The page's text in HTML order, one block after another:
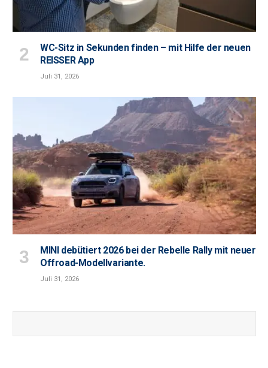
WC-Sitz in Sekunden finden – mit Hilfe der neuen
REISSER App
Juli 31, 2026
MINI debütiert 2026 bei der Rebelle Rally mit neuer
Offroad-Modellvariante.
Juli 31, 2026